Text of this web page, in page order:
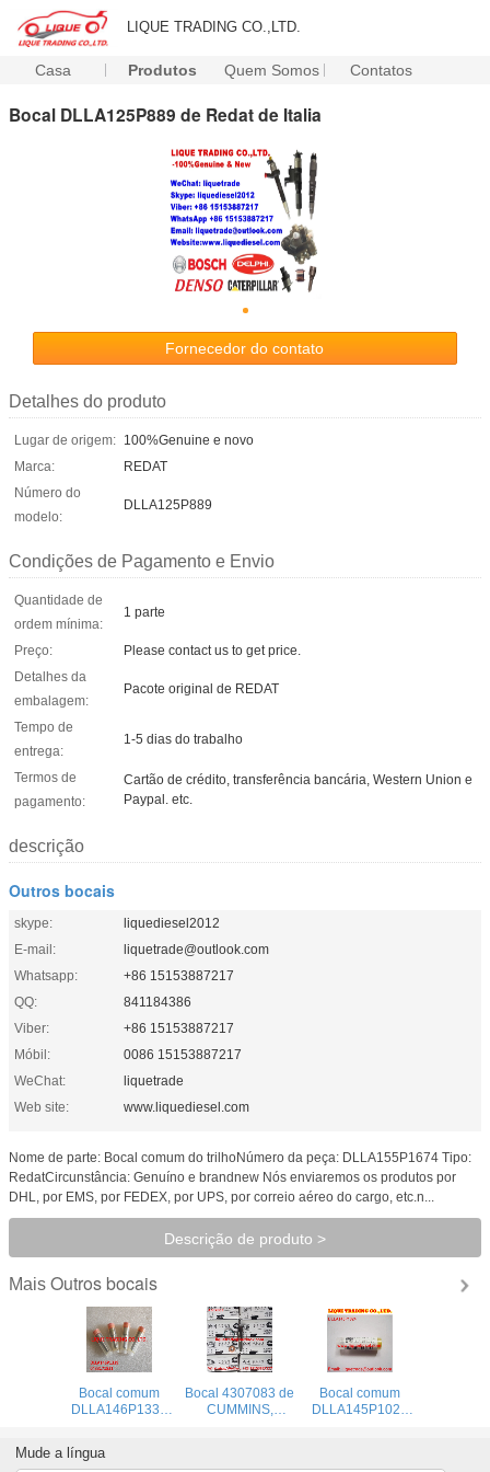
LIQUE TRADING CO.,LTD.
Casa Produtos Quem Somos Contatos
Bocal DLLA125P889 de Redat de Italia
Fornecedor do contato
Detalhes do produto
Lugar de origem: 100%Genuine e novo
Marca:
REDAT
Número do
modelo:
DLLA125P889
Condições de Pagamento e Envio
Quantidade de
ordem mínima:
1 parte
Preço:
Please contact us to get price.
Detalhes da
embalagem:
Pacote original de REDAT
Tempo de
entrega:
1-5 dias do trabalho
Termos de
pagamento:
Cartão de crédito, transferência bancária, Western Union e
Paypal. etc.
descrição
Outros bocais
skype:
liquediesel2012
E-mail:
liquetrade@outlook.com
Whatsapp:
+86 15153887217
QQ:
841184386
Viber:
+86 15153887217
Móbil:
0086 15153887217
WeChat:
liquetrade
Web site:
www.liquediesel.com
Nome de parte: Bocal comum do trilhoNúmero da peça: DLLA155P1674 Tipo:
RedatCircunstância: Genuíno e brandnew Nós enviaremos os produtos por
DHL, por EMS, por FEDEX, por UPS, por correio aéreo do cargo, etc.n...
Descrição de produto >
Mais Outros bocais
Bocal comum
DLLA146P1339
0433171831,
Bocal 4307083 de
CUMMINS,
Bocal comum
DLLA145P1024
Mude a língua